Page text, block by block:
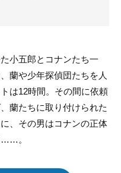
小五郎とコナンたち一
蘭や少年探偵団たちを人
は12時間。その間に依頼
蘭たちに取り付けられた
、その男はコナンの正体
……。